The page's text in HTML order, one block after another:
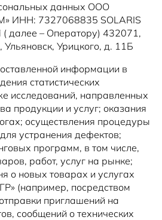
ин
клиентам
аксессуары
драйв
Забота
частями
части
на сервис
на дорогах
о дилере
данных ООО
ИНН: 7327068835 SOLARIS
– Оператору) 432071,
Ульяновск, Урицкого, д. 11Б
информации в
статистических
исследований, направленных
продукции и услуг; оказания
осуществления процедуры
устранения дефектов;
программ, в том числе,
работ, услуг на рынке;
о новых товарах и услугах
(например, посредством
приглашений на
сообщений о технических